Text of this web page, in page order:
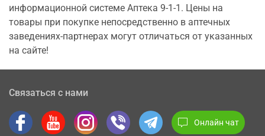
информационной системе Аптека 9-1-1. Цены на
товары при покупке непосредственно в аптечных
заведениях-партнерах могут отличаться от указанных
на сайте!
Связаться с нами
Онлайн чат